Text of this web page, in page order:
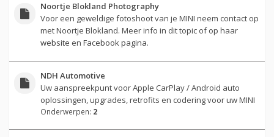
Noortje Blokland Photography
Voor een geweldige fotoshoot van je MINI neem contact op
met Noortje Blokland. Meer info in dit topic of op haar
website en Facebook pagina.
NDH Automotive
Uw aanspreekpunt voor Apple CarPlay / Android auto
oplossingen, upgrades, retrofits en codering voor uw MINI
Onderwerpen: 2